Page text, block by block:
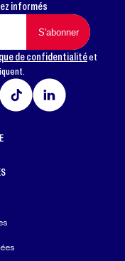
informés
de confidentialitéet